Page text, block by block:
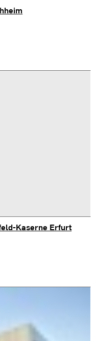
Kaserne Erfurt